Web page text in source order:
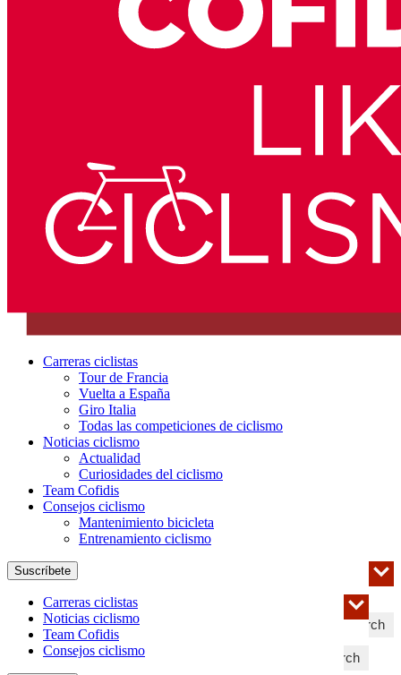
Carreras ciclistas
Tour de Francia
Vuelta a España
Giro Italia
Todas las competiciones de ciclismo
Noticias ciclismo
Actualidad
Curiosidades del ciclismo
Team Cofidis
Consejos ciclismo
Mantenimiento bicicleta
Entrenamiento ciclismo
Search
Suscríbete
Search
Carreras ciclistas
Noticias ciclismo
Team Cofidis
Consejos ciclismo